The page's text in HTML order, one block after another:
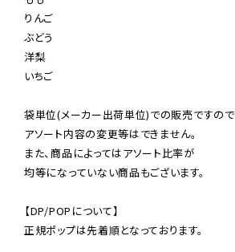
りんご
ぶどう
洋梨
いちご
袋単位(メーカー出荷単位)での販売ですので
アソート内容の変更等はできません。
また、商品によってはアソート比率が
均等になっていない商品もございます。
【DP/POPについて】
正規ポップは先着順となっております。